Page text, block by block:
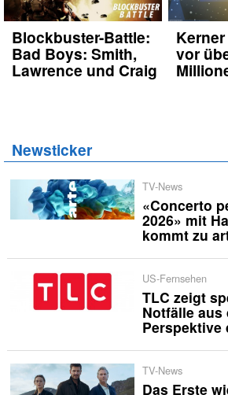
Blockbuster-Battle:
Bad Boys: Smith,
Lawrence und Craig
vor
Newsticker
TV-News
«Concerto
2026» mit
kommt zu
US-Fernsehen
TLC zeigt
Notfälle aus
Perspektive
TV-News
Das Erste